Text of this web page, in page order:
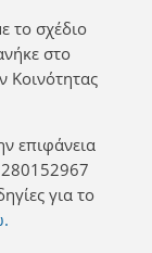
το σχέδιο
στο
Κοινότητας
επιφάνεια
για το